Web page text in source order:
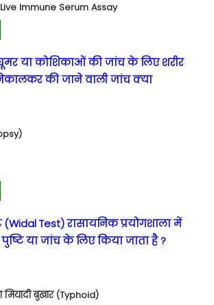
Immune Serum Assay
या कोशिकाओं की जांच के लिए शरीर
की जाने वाली जांच क्या
(Widal Test) रासायनिक प्रयोगशाला में
या जांच के लिए किया जाता है ?
मियादी बुखार (Typhoid)